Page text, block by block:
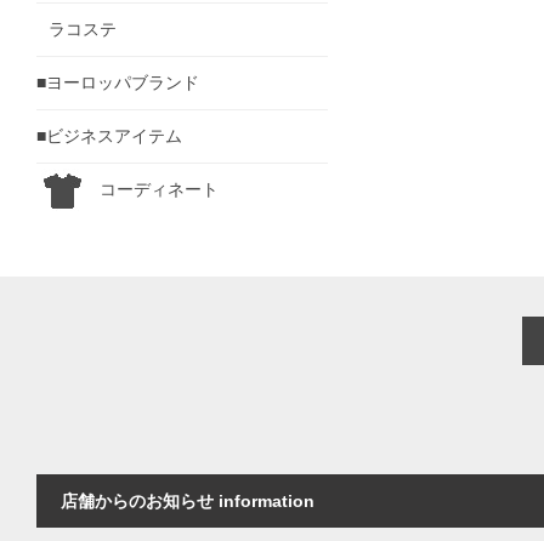
ラコステ
■ヨーロッパブランド
■ビジネスアイテム
コーディネート
店舗からのお知らせ information